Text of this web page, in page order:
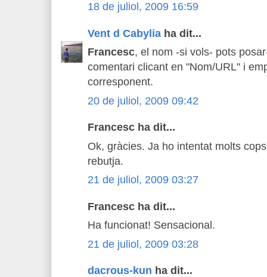
18 de juliol, 2009 16:59
Vent d Cabylia ha dit...
Francesc, el nom -si vols- pots
comentari clicant en "Nom/URL" i
corresponent.
20 de juliol, 2009 09:42
Francesc ha dit...
Ok, gràcies. Ja ho intentat molts
rebutja.
21 de juliol, 2009 03:27
Francesc ha dit...
Ha funcionat! Sensacional.
21 de juliol, 2009 03:28
dacrous-kun ha dit...